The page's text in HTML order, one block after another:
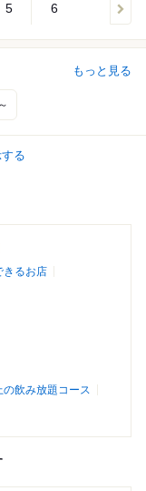
5 6
もっと見る
る
きるお店
の飲み放題コース